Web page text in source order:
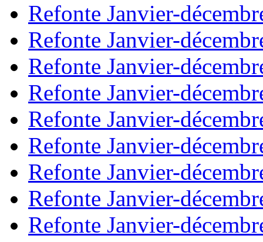
Refonte Janvier-
Refonte Janvier-
Refonte Janvier-
Refonte Janvier-
Refonte Janvier-
Refonte Janvier-
Refonte Janvier-
Refonte Janvier-
Refonte Janvier-